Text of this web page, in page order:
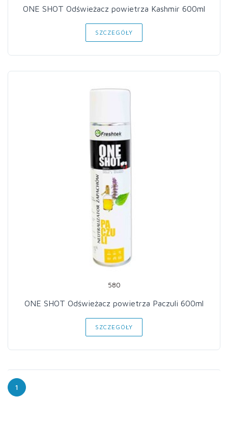
ONE SHOT Odświeżacz powietrza Kashmir 600ml
SZCZEGÓŁY
580
ONE SHOT Odświeżacz powietrza Paczuli 600ml
SZCZEGÓŁY
1